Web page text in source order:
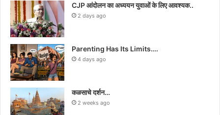
CJP आंदोलन का अध्ययन युवाओं के लिए आवश्यक..
2 days ago
Parenting Has Its Limits….
4 days ago
कळसाचे दर्शन…
2 weeks ago